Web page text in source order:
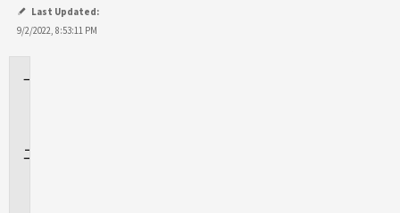
Last Updated:
9/2/2022, 8:53:11 PM